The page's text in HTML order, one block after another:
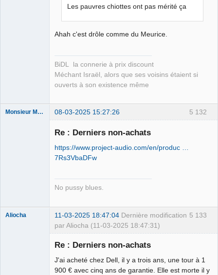
Les pauvres chiottes ont pas mérité ça
Ahah c'est drôle comme du Meurice.
BiDL la connerie à prix discount
Méchant Israël, alors que ses voisins étaient si
ouverts à son existence même
5 132
Monsieur Maurice 08-03-2025 15:27:26
Re : Derniers non-achats
https://www.project-audio.com/en/produc …
7Rs3VbaDFw
No pussy blues.
5 133
Aliocha 11-03-2025 18:47:04 Dernière modification
par Aliocha (11-03-2025 18:47:31)
Re : Derniers non-achats
J'ai acheté chez Dell, il y a trois ans, une tour à 1
900 € avec cinq ans de garantie. Elle est morte il y